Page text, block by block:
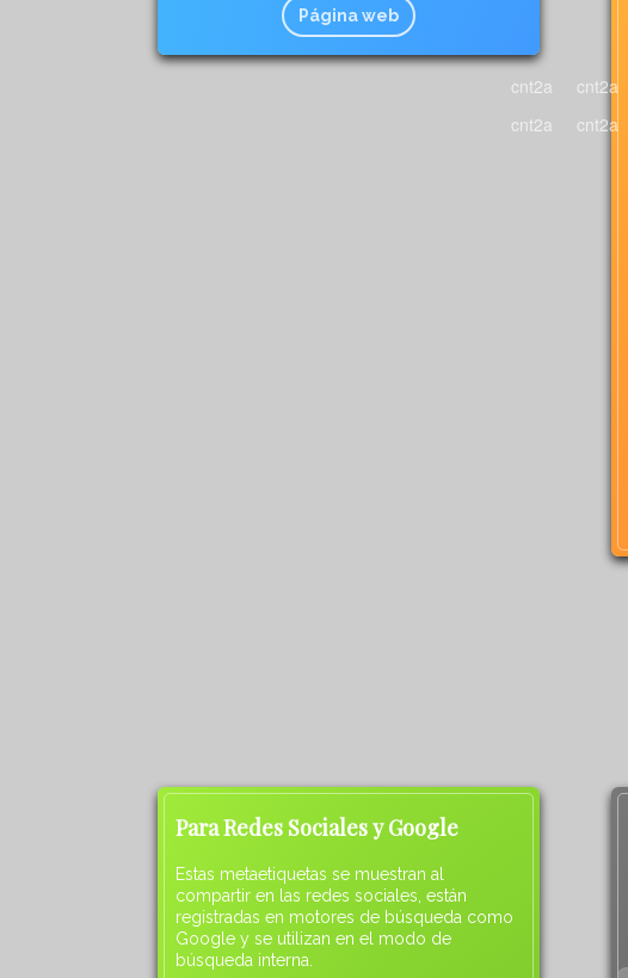
Página web
Para Redes Sociales y Google
Estas metaetiquetas se muestran al
compartir en las redes sociales, están
registradas en motores de búsqueda como
Google y se utilizan en el modo de
búsqueda interna.